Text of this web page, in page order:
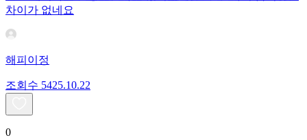
차이가 없네요
해피이정
조회수 5425.10.22
0